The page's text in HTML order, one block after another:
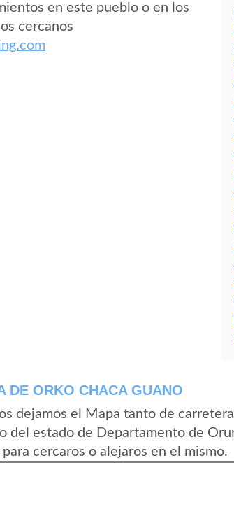
en este pueblo o en los
cercanos
DE ORKO CHACA GUANO
dejamos el Mapa tanto de
del estado de Departamento de
para cercaros o alejaros en el mismo.